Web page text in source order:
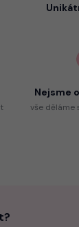
Nejsme
vše děláme